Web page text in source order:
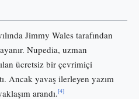
Jimmy Wales tarafından
Nupedia, uzman
ücretsiz bir çevrimiçi
Ancak yavaş ilerleyen yazım
arandı.[4]